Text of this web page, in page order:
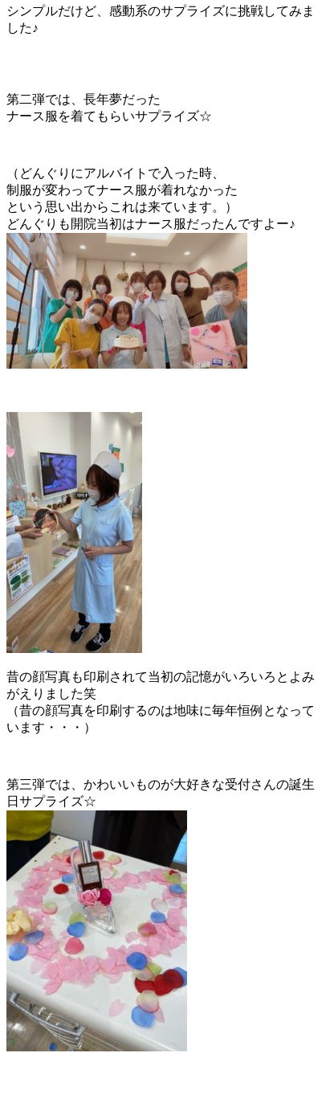
シンプルだけど、感動系のサプライズに挑戦してみま
した♪
第二弾では、長年夢だった
ナース服を着てもらいサプライズ☆
（どんぐりにアルバイトで入った時、
制服が変わってナース服が着れなかった
という思い出からこれは来ています。）
どんぐりも開院当初はナース服だったんですよー♪
昔の顔写真も印刷されて当初の記憶がいろいろとよみ
がえりました笑
（昔の顔写真を印刷するのは地味に毎年恒例となって
います・・・）
第三弾では、かわいいものが大好きな受付さんの誕生
日サプライズ☆